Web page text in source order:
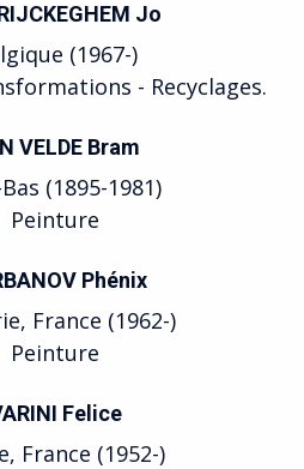
Jo
(1967-)
- Recyclages.
VELDE Bram
(1895-1981)
Peinture
Phénix
France (1962-)
Peinture
Felice
France (1952-)